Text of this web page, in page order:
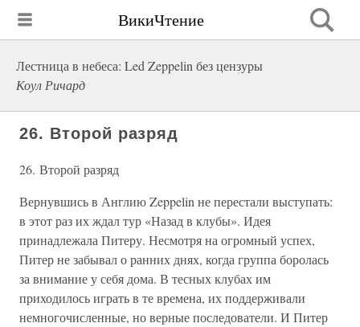
ВикиЧтение
Лестница в небеса: Led Zeppelin без цензуры
Коул Ричард
26. Второй разряд
26. Второй разряд
Вернувшись в Англию Zeppelin не перестали выступать:
в этот раз их ждал тур «Назад в клубы». Идея
принадлежала Питеру. Несмотря на огромный успех,
Питер не забывал о ранних днях, когда группа боролась
за внимание у себя дома. В тесных клубах им
приходилось играть в те времена, их поддерживали
немногочисленные, но верные последователи. И Питер